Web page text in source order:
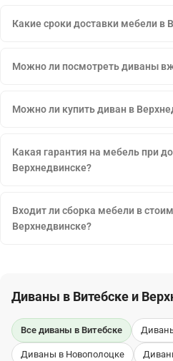
Какие сроки доставки мебели в
Можно ли посмотреть диваны
Можно ли купить диван в
Какая гарантия на мебель при
Верхнедвинске?
Входит ли сборка мебели в
Верхнедвинске?
Диваны в Витебске и
Все диваны в Витебске
Диваны в Новополоцке